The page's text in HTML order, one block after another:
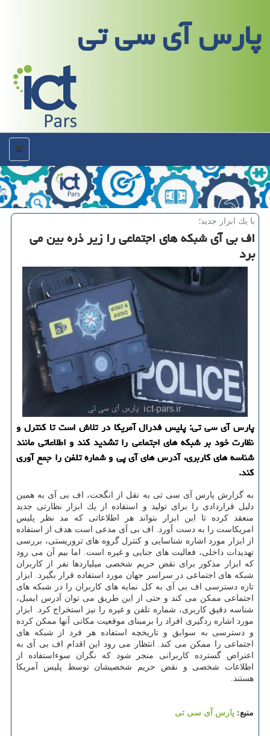
پارس آی سی تی
منو
با یك ابزار جدید؛
اف بی آی شبكه های اجتماعی را زیر ذره بین می
برد
پارس آی سی تی: پلیس فدرال آمریكا در تلاش است تا كنترل و
نظارت خود بر شبكه های اجتماعی را تشدید كند و اطلاعاتی مانند
شناسه های كاربری، آدرس های آی پی و شماره تلفن را جمع آوری
كند.
به گزارش پارس آی سی تی به نقل از انگجت، اف بی آی به همین
دلیل قراردادی را برای تولید و استفاده از یك ابزار نظارتی جدید
منعقد كرده تا این ابزار بتواند هر اطلاعاتی كه مد نظر پلیس
امریكاست را به دست آورد. اف بی آی مدعی است هدف از استفاده
از ابزار مورد اشاره شناسایی و كنترل گروه های تروریستی، بررسی
تهدیدات داخلی، فعالیت های جنایی و غیره است. اما بیم آن می رود
كه ابزار مذكور برای نقض حریم شخصی میلیاردها نفر از كاربران
شبكه های اجتماعی در سراسر جهان مورد استفاده قرار بگیرد. ابزار
تازه دسترسی اف بی آی به كل نمایه های كاربران را در شبكه های
اجتماعی ممكن می كند و حتی از این طریق می توان آدرس ایمیل،
شناسه دقیق كاربری، شماره تلفن و غیره را نیز استخراج كرد. ابزار
مورد اشاره ردگیری افراد را برمبنای موقعیت مكانی آنها ممكن كرده
و دسترسی به سوابق و تاریخچه استفاده هر فرد از شبكه های
اجتماعی را ممكن می كند. انتظار می رود این اقدام اف بی آی به
اعتراض گسترده كاربرانی منجر شود كه نگران سوءاستفاده از
اطلاعات شخصی و نقض حریم شخصیشان توسط پلیس آمریكا
هستند.
منبع: پارس آی سی تی